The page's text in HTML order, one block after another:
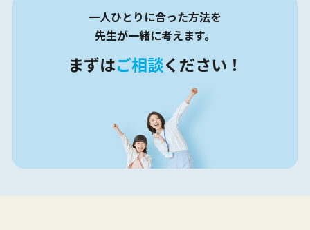
一人ひとりに合った方法を
先生が一緒に考えます。
まずはご相談ください！